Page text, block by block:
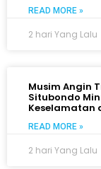
READ MORE »
2 hari Yang Lalu
Musim Angin
Situbondo
Keselamatan
READ MORE »
2 hari Yang Lalu